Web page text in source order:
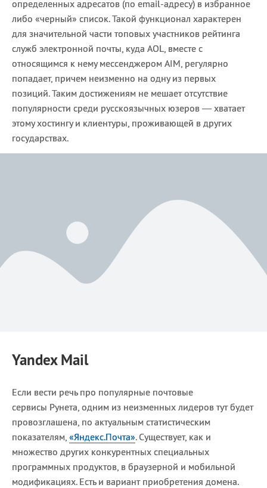
определенных адресатов (по email-адресу) в избранное
либо «черный» список. Такой функционал характерен
для значительной части топовых участников рейтинга
служб электронной почты, куда AOL, вместе с
относящимся к нему мессенджером AIM, регулярно
попадает, причем неизменно на одну из первых
позиций. Таким достижениям не мешает отсутствие
популярности среди русскоязычных юзеров — хватает
этому хостингу и клиентуры, проживающей в других
государствах.
Yandex Mail
Если вести речь про популярные почтовые
сервисы Рунета, одним из неизменных лидеров тут будет
провозглашена, по актуальным статистическим
показателям, «Яндекс.Почта». Существует, как и
множество других конкурентных специальных
программных продуктов, в браузерной и мобильной
модификациях. Есть и вариант приобретения домена.